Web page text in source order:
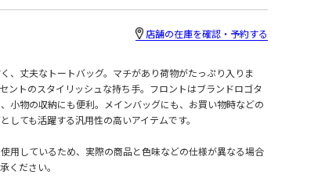
店舗の在庫を確認・予約する
、丈夫なトートバッグ。マチがあり荷物がたっぷり入りま
ントのスタイリッシュな持ち手。フロントはブランドロゴタ
小物の収納にも便利。メインバッグにも、お買い物時などの
しても活躍する汎用性の高いアイテムです。
用しているため、実際の商品と色味などの仕様が異なる場合
ください。